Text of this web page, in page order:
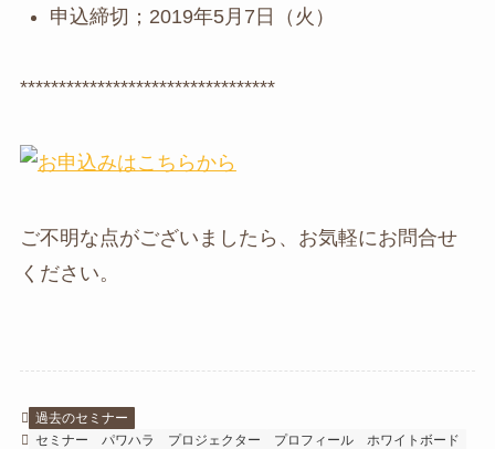
申込締切；2019年5月7日（火）
*********************************
ご不明な点がございましたら、お気軽にお問合せ
ください。
過去のセミナー
セミナー
パワハラ プロジェクター プロフィール
ホワイトボード